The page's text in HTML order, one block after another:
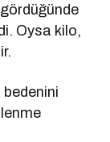
Oysa kilo,
bedenini